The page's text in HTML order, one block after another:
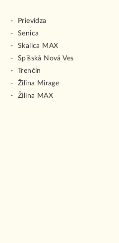
Prievidza
Senica
Skalica MAX
Spišská Nová Ves
Trenčín
Žilina Mirage
Žilina MAX